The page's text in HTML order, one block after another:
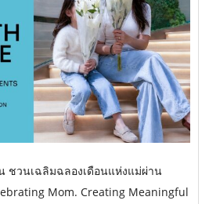
ชวนเฉลิมฉลองเดือนแห่งแม่ผ่าน
Mom. Creating Meaningful